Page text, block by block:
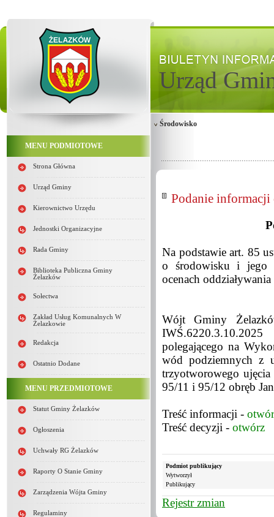
Urząd
MENU PODMIOTOWE
Strona Główna
Urząd Gminy
Kierownictwo Urzędu
Jednostki Organizacyjne
Rada Gminy
Biblioteka Publiczna Gminy
Żelazków
Sołectwa
Zakład Usług Komunalnych W
Żelazkowie
Redakcja
Ostatnio Dodane
MENU PRZEDMIOTOWE
Statut Gminy Żelazków
Ogłoszenia
Uchwały RG Żelazków
Raporty O Stanie Gminy
Zarządzenia Wójta Gminy
Regulaminy
Środowisko
Podanie
Na podstawie art. 85
o środowisku i jego
ocenach
Wójt Gminy
polegającego na
wód podziemnych z
trzyotworowego
95/11 i 95/12 obręb
Treść informacji -
Treść decyzji - otwórz
Podmiot publikujący
Wytworzył
Publikujący
Rejestr zmian